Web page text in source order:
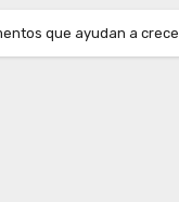
que ayudan a